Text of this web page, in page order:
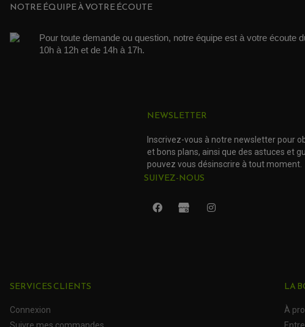
NOTRE ÉQUIPE À VOTRE ÉCOUTE
Pour toute demande ou question, notre équipe est à votre écoute
10h à 12h et de 14h à 17h.
NEWSLETTER
Inscrivez-vous à notre newsletter pour
et bons plans, ainsi que des astuces et
pouvez vous désinscrire à tout moment.
SUIVEZ-NOUS
SERVICES CLIENTS
Connexion
LA
À